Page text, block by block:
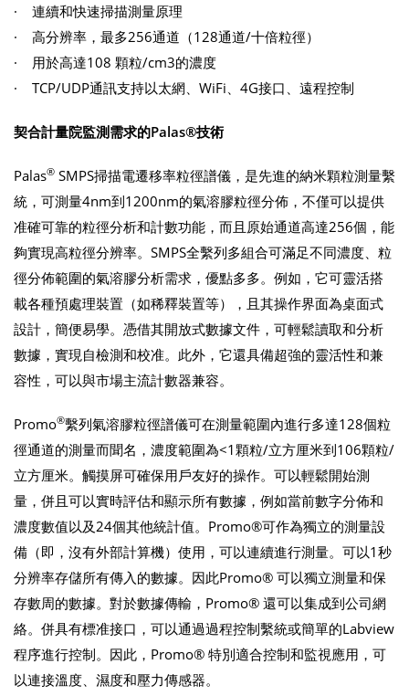
· 連續和快速掃描測量原理
· 高分辨率，最多256通道（128通道/十倍粒徑）
· 用於高達108 顆粒/cm3的濃度
· TCP/UDP通訊支持以太網、WiFi、4G接口、遠程控制
契合計量院監測需求的Palas®技術
Palas® SMPS掃描電遷移率粒徑譜儀，是先進的納米顆粒測量繫
統，可測量4nm到1200nm的氣溶膠粒徑分佈，不僅可以提供
准確可靠的粒徑分析和計數功能，而且原始通道高達256個，能
夠實現高粒徑分辨率。SMPS全繫列多組合可滿足不同濃度、粒
徑分佈範圍的氣溶膠分析需求，優點多多。例如，它可靈活搭
載各種預處理裝置（如稀釋裝置等），且其操作界面為桌面式
設計，簡便易學。憑借其開放式數據文件，可輕鬆讀取和分析
數據，實現自檢測和校准。此外，它還具備超強的靈活性和兼
容性，可以與市場主流計數器兼容。
Promo®繫列氣溶膠粒徑譜儀可在測量範圍內進行多達128個粒
徑通道的測量而聞名，濃度範圍為<1顆粒/立方厘米到106顆粒/
立方厘米。觸摸屏可確保用戶友好的操作。可以輕鬆開始測
量，併且可以實時評估和顯示所有數據，例如當前數字分佈和
濃度數值以及24個其他統計值。Promo®可作為獨立的測量設
備（即，沒有外部計算機）使用，可以連續進行測量。可以1秒
分辨率存儲所有傳入的數據。因此Promo® 可以獨立測量和保
存數周的數據。對於數據傳輸，Promo® 還可以集成到公司網
絡。併具有標准接口，可以通過過程控制繫統或簡單的Labview
程序進行控制。因此，Promo® 特別適合控制和監視應用，可
以連接溫度、濕度和壓力傳感器。